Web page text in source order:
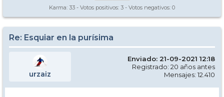
Karma: 33 - Votos positivos: 3 - Votos negativos: 0
Re: Esquiar en la purísima
urzaiz
Enviado: 21-09-2021 12:18
Registrado: 20 años antes
Mensajes: 12.410